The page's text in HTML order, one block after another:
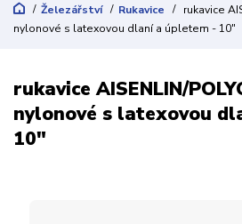
Železářství Rukavice
rukavice
nylonové s latexovou dlaní a úpletem - 10"
rukavice AISENLIN/
nylonové s latexovou
10"